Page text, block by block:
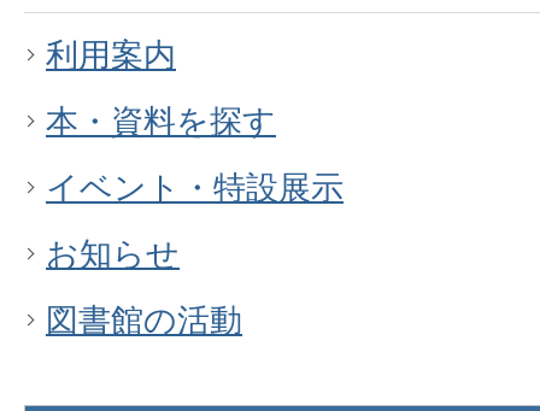
利用案内
本・資料を探す
イベント・特設展示
お知らせ
図書館の活動